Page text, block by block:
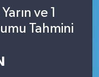
ve 1
Tahmini
Fikstür